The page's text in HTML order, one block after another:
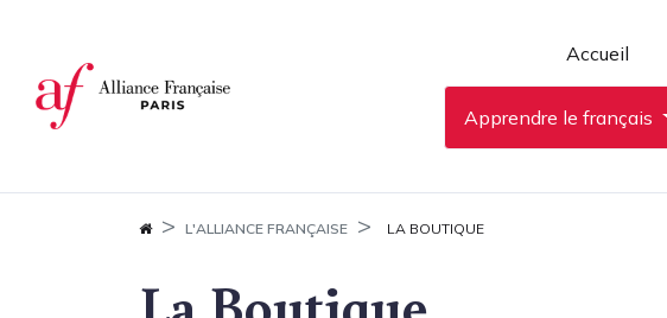
Accueil
Apprendre le français
L'ALLIANCE FRANÇAISE LA BOUTIQUE